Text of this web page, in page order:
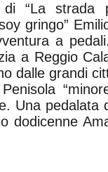
“La strada
gringo”
a
a Reggio
dalle grandi
Una pedalata
dodicenne